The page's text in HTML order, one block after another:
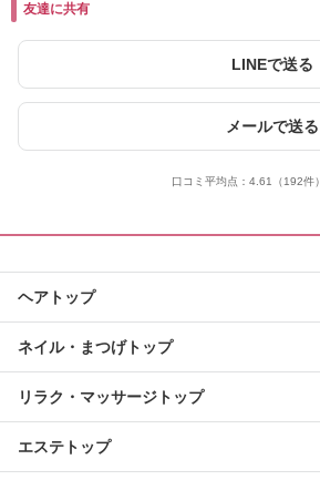
友達に共有
LINEで送る
メールで送る
口コミ平均点： 4.61 （192件）
ヘアトップ
ネイル・まつげトップ
リラク・マッサージトップ
エステトップ